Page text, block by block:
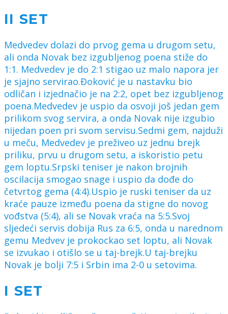
II SET
Medvedev dolazi do prvog gema u drugom setu,
ali onda Novak bez izgubljenog poena stiže do
1:1. Medvedev je do 2:1 stigao uz malo napora jer
je sjajno servirao.Đoković je u nastavku bio
odličan i izjednačio je na 2:2, opet bez izgubljenog
poena.Medvedev je uspio da osvoji još jedan gem
prilikom svog servira, a onda Novak nije izgubio
nijedan poen pri svom servisu.Sedmi gem, najduži
u meču, Medvedev je preživeo uz jednu brejk
priliku, prvu u drugom setu, a iskoristio petu
gem loptu.Srpski teniser je nakon brojnih
oscilacija smogao snage i uspio da dođe do
četvrtog gema (4:4).Uspio je ruski teniser da uz
kraće pauze između poena da stigne do novog
vođstva (5:4), ali se Novak vraća na 5:5.Svoj
sljedeći servis dobija Rus za 6:5, onda u narednom
gemu Medvev je prokockao set loptu, ali Novak
se izvukao i otišlo se u taj-brejk.U taj-brejku
Novak je bolji 7:5 i Srbin ima 2-0 u setovima.
I SET